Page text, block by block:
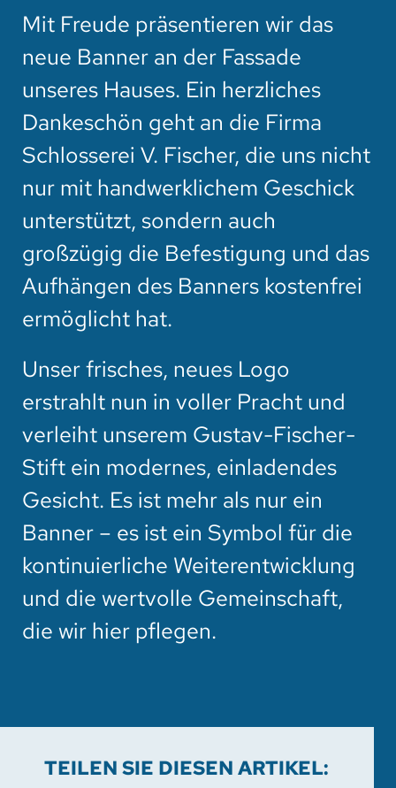
Mit Freude präsentieren wir das
neue Banner an der Fassade
unseres Hauses. Ein herzliches
Dankeschön geht an die Firma
Schlosserei V. Fischer, die uns nicht
nur mit handwerklichem Geschick
unterstützt, sondern auch
großzügig die Befestigung und das
Aufhängen des Banners kostenfrei
ermöglicht hat.
Unser frisches, neues Logo
erstrahlt nun in voller Pracht und
verleiht unserem Gustav-Fischer-
Stift ein modernes, einladendes
Gesicht. Es ist mehr als nur ein
Banner – es ist ein Symbol für die
kontinuierliche Weiterentwicklung
und die wertvolle Gemeinschaft,
die wir hier pflegen.
TEILEN SIE DIESEN ARTIKEL: